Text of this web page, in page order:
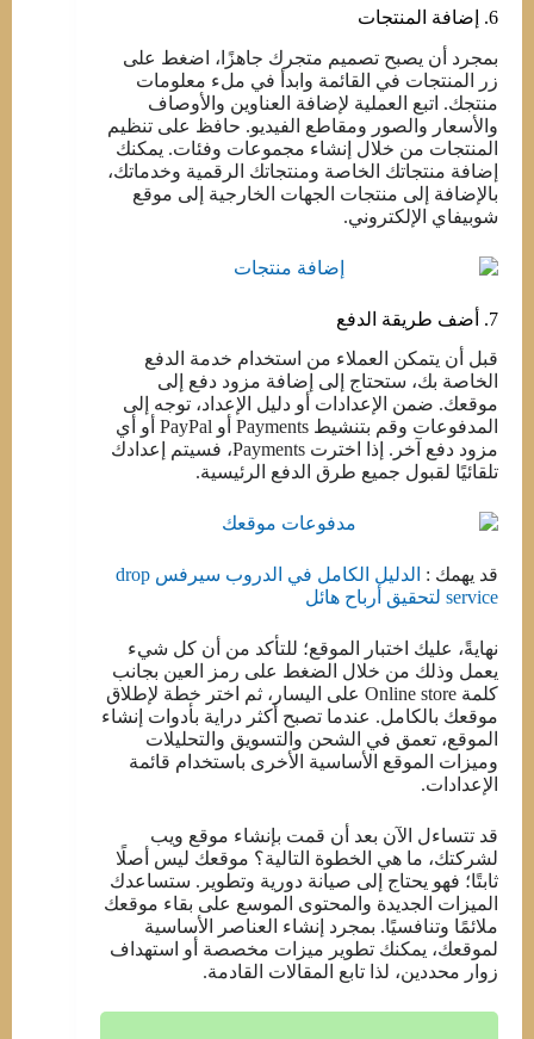
6. إضافة المنتجات
بمجرد أن يصبح تصميم متجرك جاهزًا، اضغط على
زر المنتجات في القائمة وابدأ في ملء معلومات
منتجك. اتبع العملية لإضافة العناوين والأوصاف
والأسعار والصور ومقاطع الفيديو. حافظ على تنظيم
المنتجات من خلال إنشاء مجموعات وفئات. يمكنك
إضافة منتجاتك الخاصة ومنتجاتك الرقمية وخدماتك،
بالإضافة إلى منتجات الجهات الخارجية إلى موقع
شوبيفاي الإلكتروني.
7. أضف طريقة الدفع
قبل أن يتمكن العملاء من استخدام خدمة الدفع
الخاصة بك، ستحتاج إلى إضافة مزود دفع إلى
موقعك. ضمن الإعدادات أو دليل الإعداد، توجه إلى
المدفوعات وقم بتنشيط Payments أو PayPal أو أي
مزود دفع آخر. إذا اخترت Payments، فسيتم إعدادك
تلقائيًا لقبول جميع طرق الدفع الرئيسية.
قد يهمك :
الدليل الكامل في الدروب سيرفس drop
service لتحقيق أرباح هائل
نهايةً، عليك اختبار الموقع؛ للتأكد من أن كل شيء
يعمل وذلك من خلال الضغط على رمز العين بجانب
كلمة Online store على اليسار، ثم اختر خطة لإطلاق
موقعك بالكامل. عندما تصبح أكثر دراية بأدوات إنشاء
الموقع، تعمق في الشحن والتسويق والتحليلات
وميزات الموقع الأساسية الأخرى باستخدام قائمة
الإعدادات.
قد تتساءل الآن بعد أن قمت بإنشاء موقع ويب
لشركتك، ما هي الخطوة التالية؟ موقعك ليس أصلًا
ثابتًا؛ فهو يحتاج إلى صيانة دورية وتطوير. ستساعدك
الميزات الجديدة والمحتوى الموسع على بقاء موقعك
ملائمًا وتنافسيًا. بمجرد إنشاء العناصر الأساسية
لموقعك، يمكنك تطوير ميزات مخصصة أو استهداف
زوار محددين، لذا تابع المقالات القادمة.